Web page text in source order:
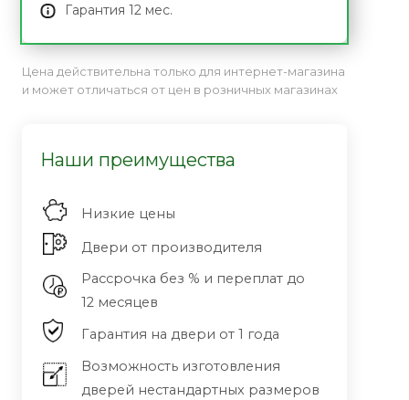
Гарантия 12 мес.
Цена действительна только для интернет-магазина
и может отличаться от цен в розничных магазинах
Наши преимущества
Низкие цены
Двери от производителя
Рассрочка без % и переплат до
12 месяцев
Гарантия на двери от 1 года
Возможность изготовления
дверей нестандартных размеров